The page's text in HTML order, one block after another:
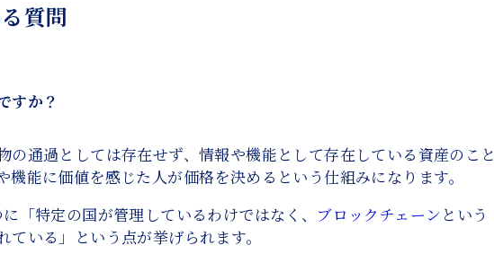
質問
すか？
の通過としては存在せず、情報や機能として存在している資産のこと
機能に価値を感じた人が価格を決めるという仕組みになります。
「特定の国が管理しているわけではなく、 ブロックチェーン という
ている」という点が挙げられます。